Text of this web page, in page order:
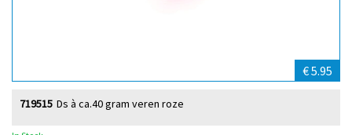
€ 5.95
Ds à ca.40 gram veren roze
719515